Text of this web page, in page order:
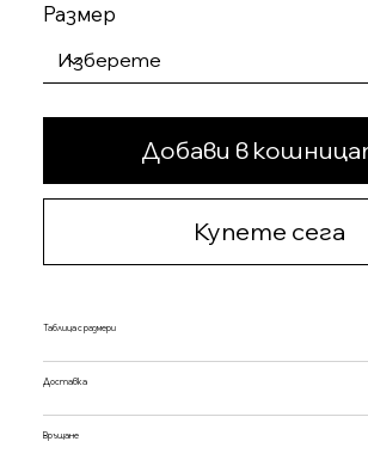
Размер
Добави в
Купете сега
Таблица с размери
Доставка
Връщане